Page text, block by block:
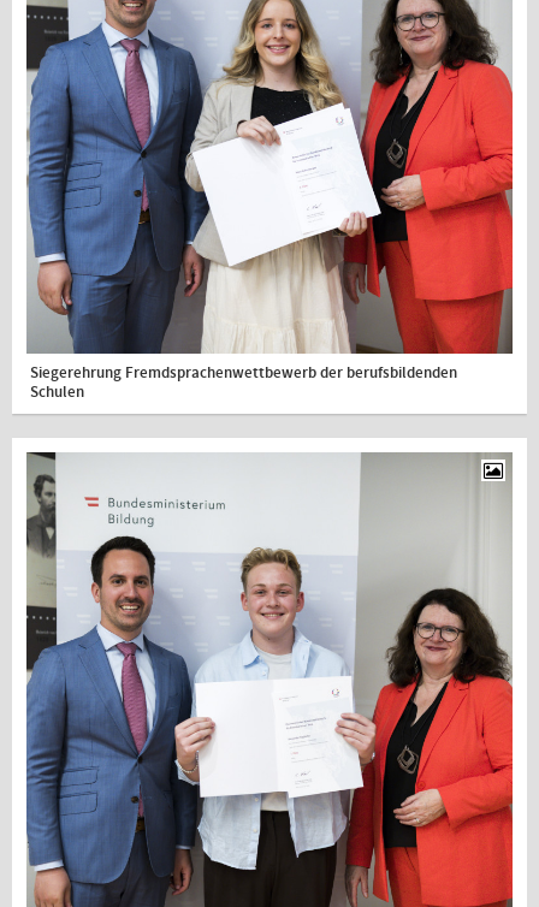
Siegerehrung Fremdsprachenwettbewerb der berufsbildenden
Schulen